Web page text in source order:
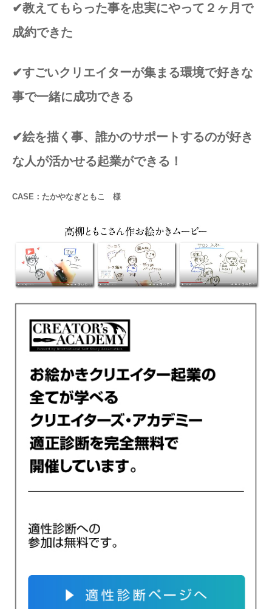
✔︎教えてもらった事を忠実にやって２ヶ月で
成約できた
✔︎すごいクリエイターが集まる環境で好きな
事で一緒に成功できる
✔︎絵を描く事、誰かのサポートするのが好き
な人が活かせる起業ができる！
CASE：たかやなぎともこ 様